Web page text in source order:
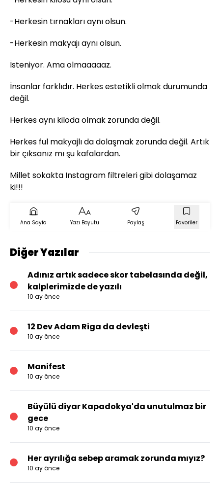
-Herkesin tırnakları aynı olsun.
-Herkesin makyajı aynı olsun.
İsteniyor. Ama olmaaaaaz.
İnsanlar farklıdır. Herkes estetikli olmak durumunda
değil.
Herkes aynı kiloda olmak zorunda değil.
Herkes ful makyajlı da dolaşmak zorunda değil. Artık
bir çıksanız mı şu kafalardan.
Millet sokakta Instagram filtreleri gibi dolaşamaz
ki!!!
Ana Sayfa Yazı Boyutu Paylaş Favoriler
Diğer Yazılar
Adınız artık sadece skor tabelasında değil,
kalplerimizde de yazılı
10 ay önce
12 Dev Adam Riga da devleşti
10 ay önce
Manifest
10 ay önce
Büyülü diyar Kapadokya'da unutulmaz bir
gece
10 ay önce
Her ayrılığa sebep aramak zorunda mıyız?
10 ay önce